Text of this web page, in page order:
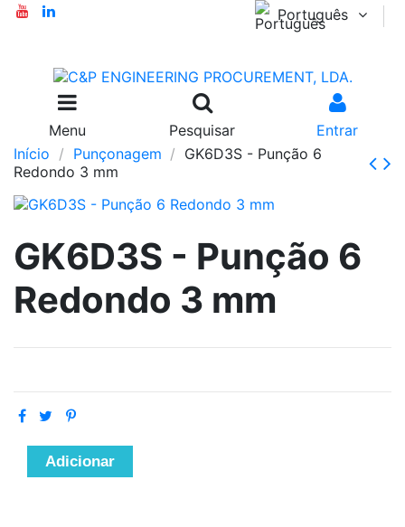
Português
Menu Pesquisar
Entrar
Início
Punçonagem
GK6D3S - Punção 6
Redondo 3 mm
GK6D3S - Punção 6
Redondo 3 mm
Adicionar